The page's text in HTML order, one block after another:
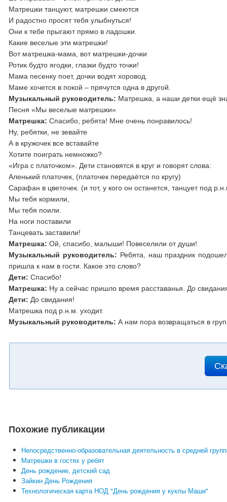
Матрешки танцуют, матрешки смеются
И радостно просят тебя улыбнуться!
Они к тебе прыгают прямо в ладошки.
Какие веселые эти матрешки!
Вот матрешка-мама, вот матрешки-дочки
Ротик будто ягодки, глазки будто точки!
Мама песенку поет, дочки водят хоровод.
Маме хочется в покой – прячутся одна в другой.
Музыкальный руководитель: Матрешка, а наши детки ещё
Песня «Мы веселые матрешки»
Матрешка: Спасибо, ребята! Мне очень понравилось!
Ну, ребятки, не зевайте
А в кружочек все вставайте
Хотите поиграть немножко?
«Игра с платочком». Дети становятся в круг и говорят слова:
Аленький платочек, (платочек передаётся по кругу)
Сарафан в цветочек. (и тот, у кого он останется, танцует под
Мы тебя кормили,
Мы тебя поили.
На ноги поставили
Танцевать заставили!
Матрешка: Ой, спасибо, малыши! Повеселили от души!
Музыкальный руководитель: Ребята, наш праздник
пришла к нам в гости. Какое это слово?
Дети: Спасибо!
Матрешка: Ну а сейчас пришло время расставанья. До
Дети: До свидания!
Матрешка под р.н.м. уходит.
Музыкальный руководитель: А нам пора возвращаться в
Похожие публикации
Непосредственно-образовательная деятельность в средней
Матрешки в гостях у ребят
День рождение, детский сад
Зайкин День Рождения
Технологическая карта НОД "День рождения у куклы Маши"